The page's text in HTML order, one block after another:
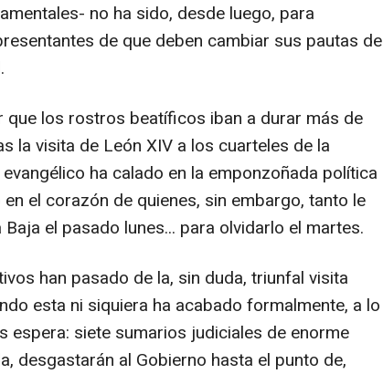
no ha sido, desde luego, para
de que deben cambiar sus pautas de
que los rostros beatíficos iban a durar más de
la visita de León XIV a los cuarteles de la
ha calado en la emponzoñada política
el corazón de quienes, sin embargo, tanto le
el pasado lunes... para olvidarlo el martes.
han pasado de la, sin duda, triunfal visita
esta ni siquiera ha acabado formalmente, a lo
espera: siete sumarios judiciales de enorme
desgastarán al Gobierno hasta el punto de,